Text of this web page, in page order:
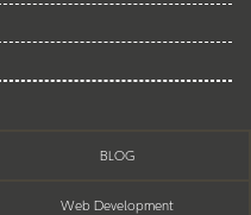
BLOG
Web Development